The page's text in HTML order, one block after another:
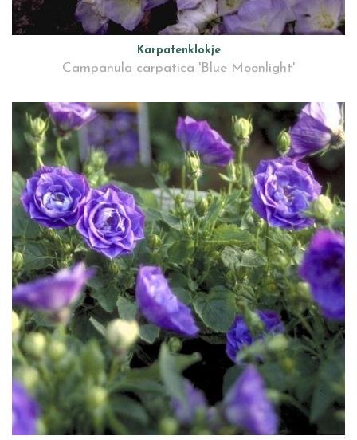
Karpatenklokje
Campanula carpatica 'Blue Moonlight'